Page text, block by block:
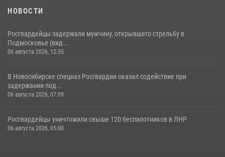
НОВОСТИ
Росгвардейцы задержали мужчину, открывшего стрельбу в
Подмосковье (вид...
06 августа 2026, 12:35
В Новосибирске спецназ Росгвардии оказал содействие при
задержании под...
06 августа 2026, 07:09
Росгвардейцы уничтожили свыше 120 беспилотников в ЛНР
06 августа 2026, 05:00